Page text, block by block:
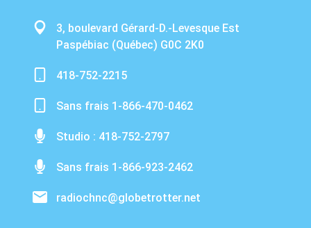
3, boulevard Gérard-D.-Levesque Est
Paspébiac (Québec) G0C 2K0
418-752-2215
Sans frais 1-866-470-0462
Studio : 418-752-2797
Sans frais 1-866-923-2462
radiochnc@globetrotter.net